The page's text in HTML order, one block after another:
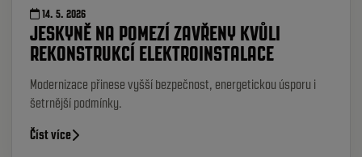
14. 5. 2026
JESKYNĚ NA POMEZÍ ZAVŘENY KVŮLI
REKONSTRUKCÍ ELEKTROINSTALACE
Modernizace přinese vyšší bezpečnost, energetickou úsporu i
šetrnější podmínky.
Číst více